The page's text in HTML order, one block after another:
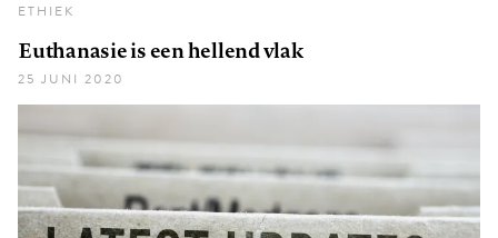
ETHIEK
Euthanasie is een hellend vlak
25 JUNI 2020